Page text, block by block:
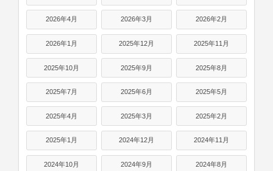
2026年4月 2026年3月 2026年2月
2026年1月 2025年12月 2025年11月
2025年10月 2025年9月 2025年8月
2025年7月 2025年6月 2025年5月
2025年4月 2025年3月 2025年2月
2025年1月 2024年12月 2024年11月
2024年10月 2024年9月 2024年8月